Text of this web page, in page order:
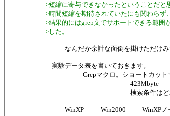
>短縮に寄与できなかったということだと
>時間短縮を期待されていたにも関わらず
>結果的にはgrep文でサポートできる範
>した。
なんだか余計な面倒を掛けただけみ
実験データ表を書いておきます。
Grepマクロ。ショートカットマク
423Mbyte
検索条件はどれも全
WinXP Win2000 WinXPノ